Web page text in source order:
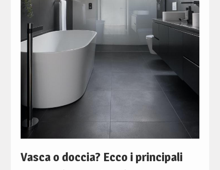
Vasca o doccia? Ecco i principali